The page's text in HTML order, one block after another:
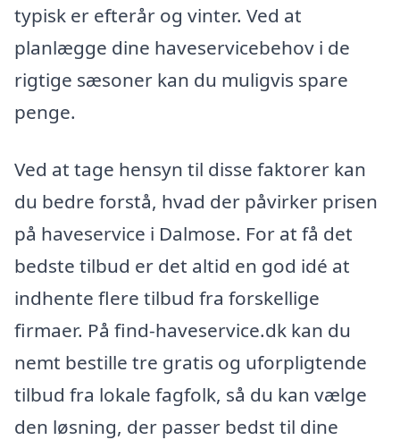
typisk er efterår og vinter. Ved at
planlægge dine haveservicebehov i de
rigtige sæsoner kan du muligvis spare
penge.
Ved at tage hensyn til disse faktorer kan
du bedre forstå, hvad der påvirker prisen
på haveservice i Dalmose. For at få det
bedste tilbud er det altid en god idé at
indhente flere tilbud fra forskellige
firmaer. På find-haveservice.dk kan du
nemt bestille tre gratis og uforpligtende
tilbud fra lokale fagfolk, så du kan vælge
den løsning, der passer bedst til dine